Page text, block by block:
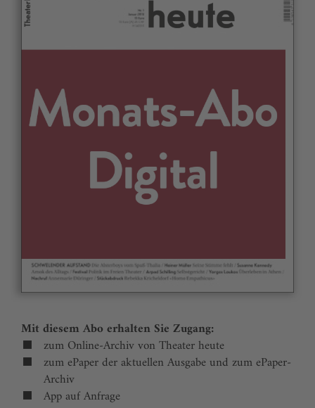
Mit diesem Abo erhalten Sie Zugang:
zum Online-Archiv von Theater heute
zum ePaper der aktuellen Ausgabe und zum ePaper-
Archiv
App auf Anfrage